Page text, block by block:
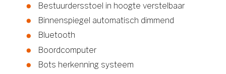
Bestuurdersstoel in hoogte verstelbaar
Binnenspiegel automatisch dimmend
Bluetooth
Boordcomputer
Bots herkenning systeem